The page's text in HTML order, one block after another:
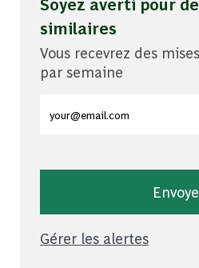
similaires
Vous recevrez des
par semaine
Gérer les alertes